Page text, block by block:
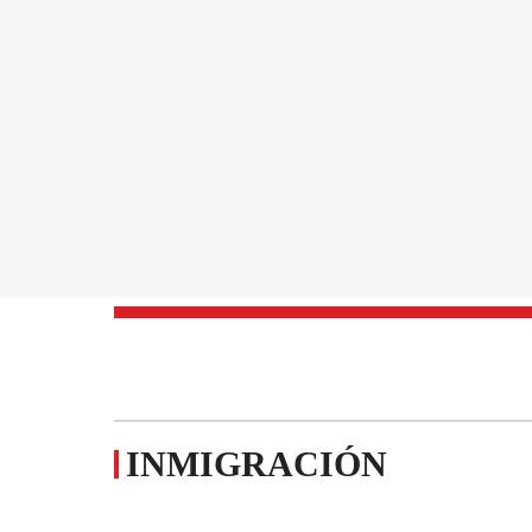
INMIGRACIÓN